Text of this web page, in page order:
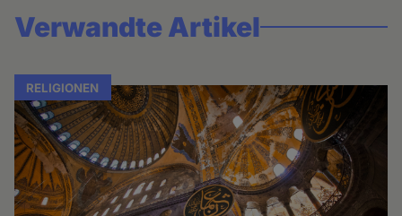
Verwandte Artikel
RELIGIONEN